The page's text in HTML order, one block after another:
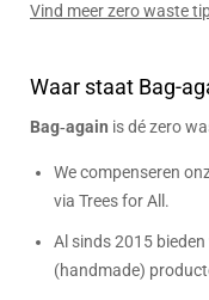
Vind meer zero waste
Waar staat Bag-
Bag‑again is dé zero
We compenseren
via Trees for All.
Al sinds 2015
(handmade)